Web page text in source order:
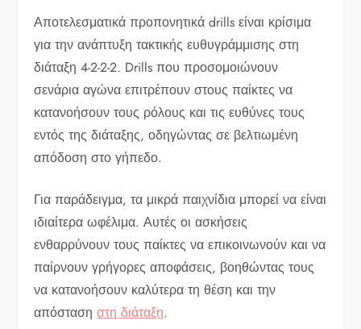
Αποτελεσματικά προπονητικά drills είναι κρίσιμα
για την ανάπτυξη τακτικής ευθυγράμμισης στη
διάταξη 4-2-2-2. Drills που προσομοιώνουν
σενάρια αγώνα επιτρέπουν στους παίκτες να
κατανοήσουν τους ρόλους και τις ευθύνες τους
εντός της διάταξης, οδηγώντας σε βελτιωμένη
απόδοση στο γήπεδο.
Για παράδειγμα, τα μικρά παιχνίδια μπορεί να είναι
ιδιαίτερα ωφέλιμα. Αυτές οι ασκήσεις
ενθαρρύνουν τους παίκτες να επικοινωνούν και να
παίρνουν γρήγορες αποφάσεις, βοηθώντας τους
να κατανοήσουν καλύτερα τη θέση και την
απόστασηστη διάταξη.